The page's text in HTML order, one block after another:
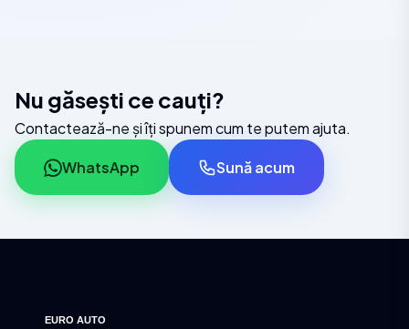
Nu găsești ce cauți?
Contactează-ne și îți spunem cum te putem ajuta.
WhatsApp Sună acum